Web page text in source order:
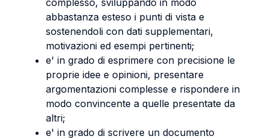
complesso, sviluppando in modo
abbastanza esteso i punti di vista e
sostenendoli con dati supplementari,
motivazioni ed esempi pertinenti;
e' in grado di esprimere con precisione le
proprie idee e opinioni, presentare
argomentazioni complesse e rispondere in
modo convincente a quelle presentate da
altri;
e' in grado di scrivere un documento